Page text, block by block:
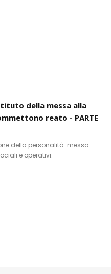
della messa alla
reato - PARTE
della personalità: messa
e operativi.